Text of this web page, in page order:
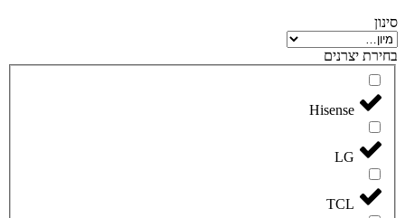
סינון
בחירת יצרנים
Hisense
LG
TCL